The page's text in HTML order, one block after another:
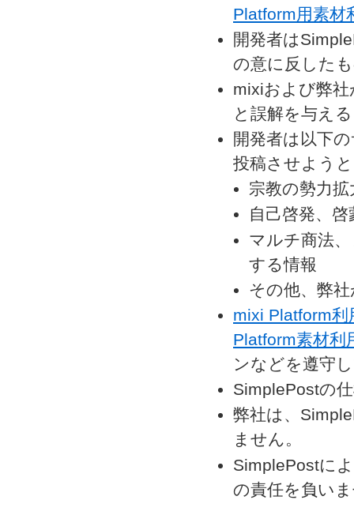
Platform用素材
開発者は
の意に反した
mixiおよび弊
と誤解を与え
開発者は以下
投稿させよう
宗教の勢力
自己啓発、
マルチ商法
する情報
その他、弊
mixi Platform利
Platform素材利
ンなどを遵守
SimplePostの
弊社は、
ません。
SimplePostに
の責任を負い